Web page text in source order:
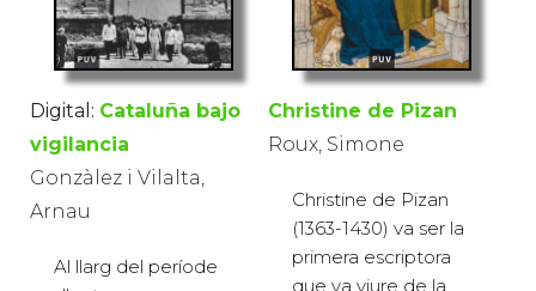
Digital: Cataluña bajo
vigilancia
Gonzàlez i Vilalta,
Arnau
Al llarg del període
Christine de Pizan
Roux, Simone
Christine de Pizan
(1363-1430) va ser la
primera escriptora
que va viure de la